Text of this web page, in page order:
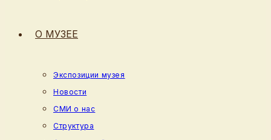
О МУЗЕЕ
Экспозиции музея
Новости
СМИ о нас
Структура